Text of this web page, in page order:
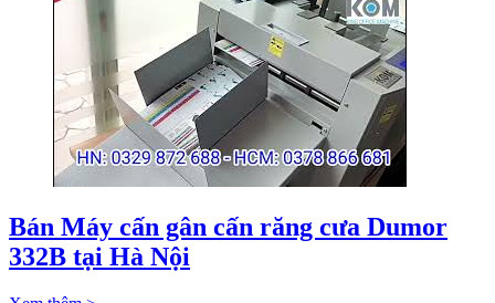
Bán Máy cấn gân cấn răng cưa Dumor
332B tại Hà Nội